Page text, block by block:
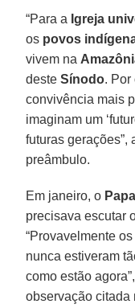
“Para a Igreja
os povos
vivem na
desteSínodo. Por
convivência mais
imaginam um
futuras gerações”,
preâmbulo.
Em janeiro, o
precisava escutar
“Provavelmente
nunca estiveram
como estão
observação citada